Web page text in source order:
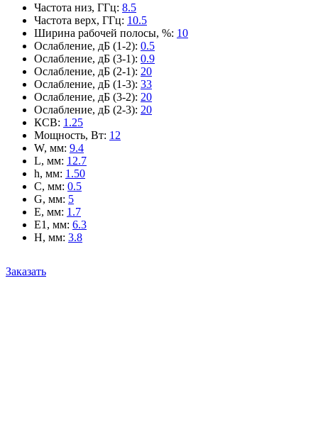
Частота низ, ГГц: 8.5
Частота верх, ГГц: 10.5
Ширина рабочей полосы, %: 10
Ослабление, дБ (1-2): 0.5
Ослабление, дБ (3-1): 0.9
Ослабление, дБ (2-1): 20
Ослабление, дБ (1-3): 33
Ослабление, дБ (3-2): 20
Ослабление, дБ (2-3): 20
КСВ: 1.25
Мощность, Вт: 12
W, мм: 9.4
L, мм: 12.7
h, мм: 1.50
C, мм: 0.5
G, мм: 5
E, мм: 1.7
E1, мм: 6.3
H, мм: 3.8
Заказать